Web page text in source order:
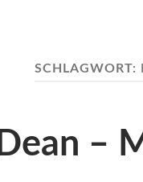
SCHLAGWORT:
–